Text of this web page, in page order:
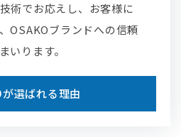
術でお応えし、お客様に
OSAKOブランドへの信頼
いります。
選ばれる理由